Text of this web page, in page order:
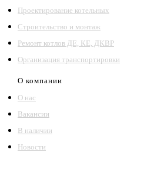
Проектирование котельных
Строительство и монтаж
Ремонт котлов ДЕ, КЕ, ДКВР
Организация транспортировки
О компании
О нас
Вакансии
В наличии
Новости